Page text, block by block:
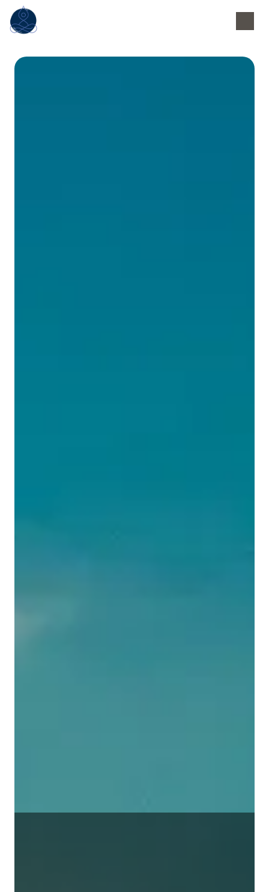
Panneau de gestion des cookies